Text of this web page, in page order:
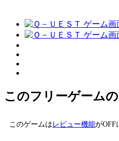
このフリーゲーム
このゲームは レビュー機能がOFF